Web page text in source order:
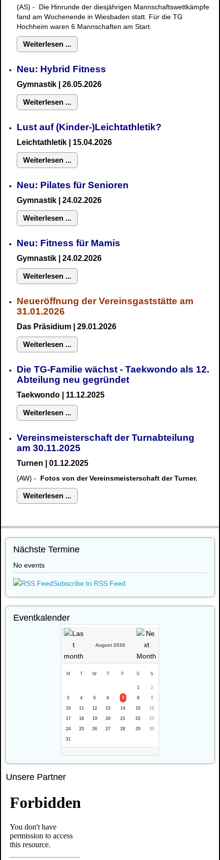
(AS) - Die Hinrunde der diesjährigen Mannschaftswettkämpfe
fand am Wochenende in Wiesbaden statt. Für die TG
Hochheim waren 6 Mannschaften am Start.
Weiterlesen ...
Neu: Hybrid Fitness
Gymnastik | 26.05.2026
Weiterlesen ...
Lust auf (Kinder-)Leichtathletik?
Leichtathletik | 15.04.2026
Weiterlesen ...
Neu: Pilates für Senioren
Gymnastik | 24.02.2026
Weiterlesen ...
Neu: Fitness für Mamis
Gymnastik | 24.02.2026
Weiterlesen ...
Neueröffnung der Vereinsgaststätte am
31.01.2026
Das Präsidium | 29.01.2026
Weiterlesen ...
Die TG-Familie wächst - Taekwondo als 12.
Abteilung neu gegründet
Taekwondo | 11.12.2025
Weiterlesen ...
Vereinsmeisterschaft der Turnabteilung
am 30.11.2025
Turnen | 01.12.2025
(AW) - Fotos von der Vereinsmeisterschaft der Turner.
Weiterlesen ...
Nächste Termine
No events
Subscribe to RSS Feed
Eventkalender
August 2026
M T W T F S S
1 2
3 4 5 6 7 8 9
10 11 12 13 14 15 16
17 18 19 20 21 22 23
24 25 26 27 28 29 30
31
Unsere Partner